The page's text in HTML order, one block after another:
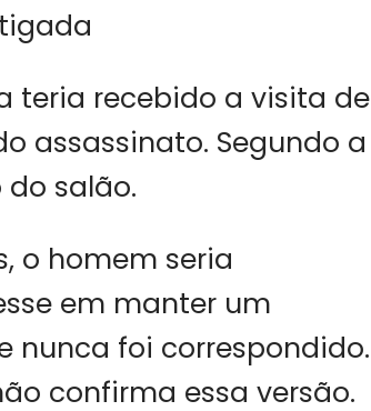
teria recebido a visita de
assassinato. Segundo a
salão.
o homem seria
em manter um
nunca foi correspondido.
confirma essa versão.